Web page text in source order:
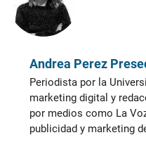
Andrea Perez
Periodista por la
marketing digital y
por medios como La
publicidad y marketing